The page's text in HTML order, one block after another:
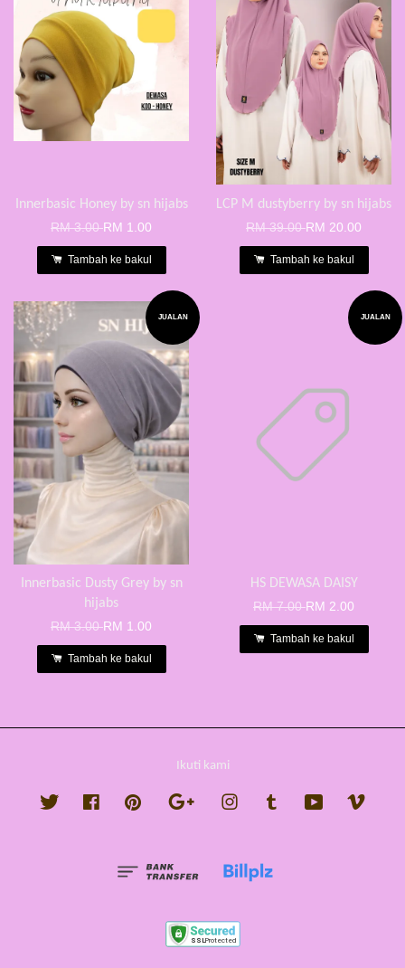
Innerbasic Honey by sn hijabs
RM 3.00RM 1.00
Tambah ke bakul
LCP M dustyberry by sn hijabs
RM 39.00RM 20.00
Tambah ke bakul
JUALAN
Innerbasic Dusty Grey by sn
hijabs
RM 3.00RM 1.00
Tambah ke bakul
JUALAN
HS DEWASA DAISY
RM 7.00RM 2.00
Tambah ke bakul
Ikuti kami
Twitter FacebookPinterest Google InstagramTumblr YouTube